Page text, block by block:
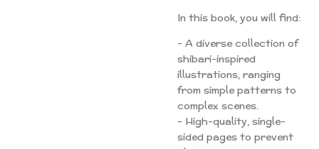
In this book, you will find:
- A diverse collection of
shibari-inspired
illustrations, ranging
from simple patterns to
complex scenes.
- High-quality, single-
sided pages to prevent